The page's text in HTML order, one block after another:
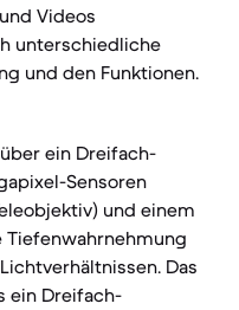
Videos
unterschiedliche
und den Funktionen.
ein Dreifach-
Sensoren
und einem
Tiefenwahrnehmung
Das
ein Dreifach-